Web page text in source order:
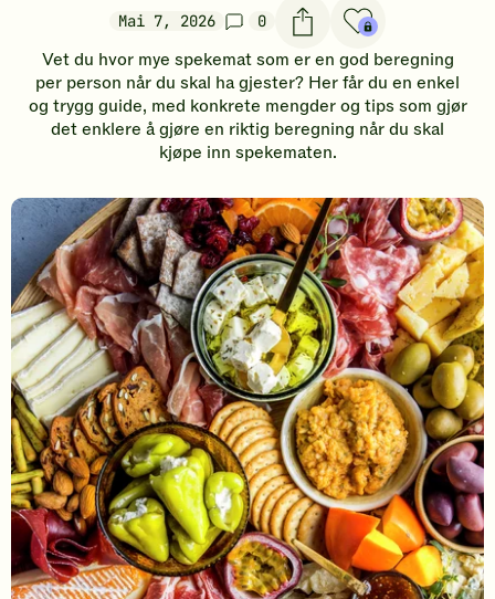
Mai 7, 2026 0
Vet du hvor mye spekemat som er en god beregning
per person når du skal ha gjester? Her får du en enkel
og trygg guide, med konkrete mengder og tips som gjør
det enklere å gjøre en riktig beregning når du skal
kjøpe inn spekematen.